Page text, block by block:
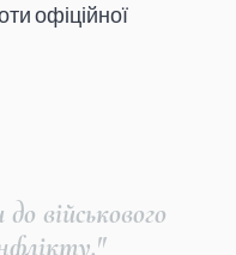
офіційної
військового